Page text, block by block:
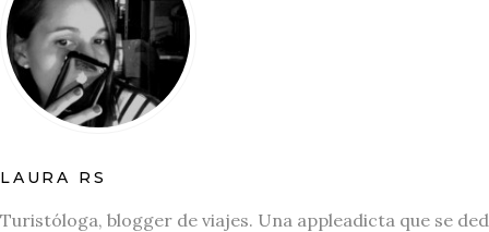
LAURA RS
Turistóloga, blogger de viajes. Una appleadicta que se